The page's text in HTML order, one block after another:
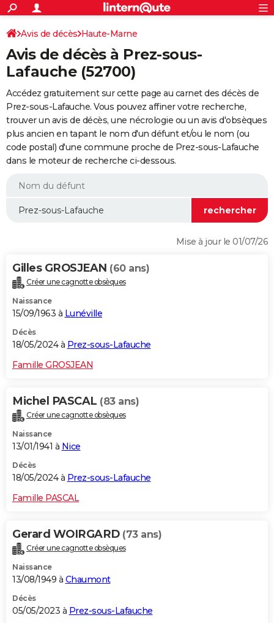
ACTUALITÉS
Politique
Société
Faits Divers
Education
Monde
Villes
+
SPORT
Coupe du monde 2026
Football
Tennis
Cyclisme
Rugby
Forum
CULTURE
FINANCE
Retraite
Impôts
Epargne
Immobilier
Risques naturels par ville
Banque
Assurance
Crédit
Essais
Réserver un essai
Citadines
Berlines
SUV
Forum auto
+
HIGH-TECH
Mobiles
Meilleur smartphone
Internet
Ordinateurs
Jeux vidéo
Guide high-tech
+
BRICOLAGE
Forum
Aménagement intérieur
Extérieur
Cuisine
Salle de bains
Jardinage
Rangement
WEEK-END
Guides de France
Escapades
Patrimoine
Expositions
Musées
Week-end nature
LIFESTYLE
Alimentation
Guide de la santé
Maladies
Médicaments
Sommeil
VOYAGE
Destinations
City break
Voyage nature
Voyage de noces
Forum
Climat
+PHOTO
GUIDES D'ACHAT
BONS PLANS
CARTE DE VOEUX
Dictionnaire
Biographies
Citations
Expressions
Proverbes
PROGRAMME TV
COPAINS D'AVANT
S'inscrire
Se connecter
Lycées
Collèges
Primaires
Universités
Entreprises
Service militaire
Avis de recherche
AVIS DE DÉCÈS
S'inscrire
Connexion
Avis de décès Haute-Marne
Avis de décès à Prez-sous-
Lafauche (52700)
Accédez gratuitement sur cette page au carnet des décès de
Prez-sous-Lafauche. Vous pouvez affiner votre recherche,
trouver un avis de décès, une nécrologie ou un avis d'obsèques
plus ancien en tapant le nom d'un défunt et/ou le nom (ou
code postal) d'une commune proche de Prez-sous-Lafauche
dans le moteur de recherche ci-dessous.
Mise à jour le 01/07/26
Gilles GROSJEAN (60 ans)
Créer une cagnotte obsèques
Naissance
15/09/1963 à Lunéville
Décès
18/05/2024 à Prez-sous-Lafauche
Famille GROSJEAN
Michel PASCAL (83 ans)
Créer une cagnotte obsèques
Naissance
13/01/1941 à Nice
Décès
18/05/2024 à Prez-sous-Lafauche
Famille PASCAL
Gerard WOIRGARD (73 ans)
Créer une cagnotte obsèques
Naissance
13/08/1949 à Chaumont
Décès
05/05/2023 à Prez-sous-Lafauche